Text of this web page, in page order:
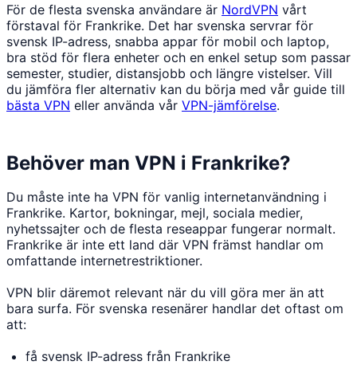
För de flesta svenska användare är NordVPN vårt
förstaval för Frankrike. Det har svenska servrar för
svensk IP-adress, snabba appar för mobil och laptop,
bra stöd för flera enheter och en enkel setup som passar
semester, studier, distansjobb och längre vistelser. Vill
du jämföra fler alternativ kan du börja med vår guide till
bästa VPN eller använda vår VPN-jämförelse.
Behöver man VPN i Frankrike?
Du måste inte ha VPN för vanlig internetanvändning i
Frankrike. Kartor, bokningar, mejl, sociala medier,
nyhetssajter och de flesta reseappar fungerar normalt.
Frankrike är inte ett land där VPN främst handlar om
omfattande internetrestriktioner.
VPN blir däremot relevant när du vill göra mer än att
bara surfa. För svenska resenärer handlar det oftast om
att:
få svensk IP-adress från Frankrike